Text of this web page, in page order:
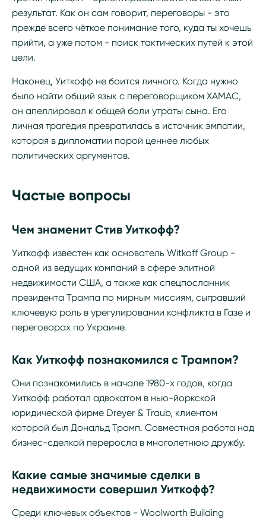
результат. Как он сам говорит, переговоры - это
прежде всего чёткое понимание того, куда ты хочешь
прийти, а уже потом - поиск тактических путей к этой
цели.
Наконец, Уиткофф не боится личного. Когда нужно
было найти общий язык с переговорщиком ХАМАС,
он апеллировал к общей боли утраты сына. Его
личная трагедия превратилась в источник эмпатии,
которая в дипломатии порой ценнее любых
политических аргументов.
Частые вопросы
Чем знаменит Стив Уиткофф?
Уиткофф известен как основатель Witkoff Group -
одной из ведущих компаний в сфере элитной
недвижимости США, а также как спецпосланник
президента Трампа по мирным миссиям, сыгравший
ключевую роль в урегулировании конфликта в Газе и
переговорах по Украине.
Как Уиткофф познакомился с Трампом?
Они познакомились в начале 1980-х годов, когда
Уиткофф работал адвокатом в нью-йоркской
юридической фирме Dreyer & Traub, клиентом
которой был Дональд Трамп. Совместная работа над
бизнес-сделкой переросла в многолетнюю дружбу.
Какие самые значимые сделки в
недвижимости совершил Уиткофф?
Среди ключевых объектов - Woolworth Building